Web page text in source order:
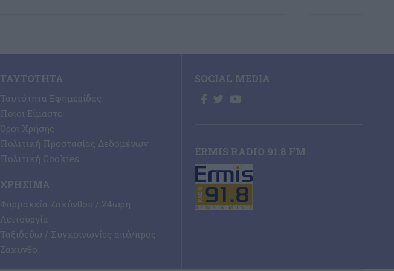
ΤΑΥΤΌΤΗΤΑ
Ταυτότητα Εφημερίδας
Ποιοι Είμαστε
Όροι Χρήσης
Πολιτική Προστασίας Δεδομένων
Πολιτική Cookies
ΧΡΉΣΙΜΑ
Φαρμακεία Ζακύνθου / 24ωρη
Λειτουργία
Ταξιδεύω / Συγκοινωνίες από/προς
Ζάκυνθο
SOCIAL MEDIA
ERMIS RADIO 91.8 FM